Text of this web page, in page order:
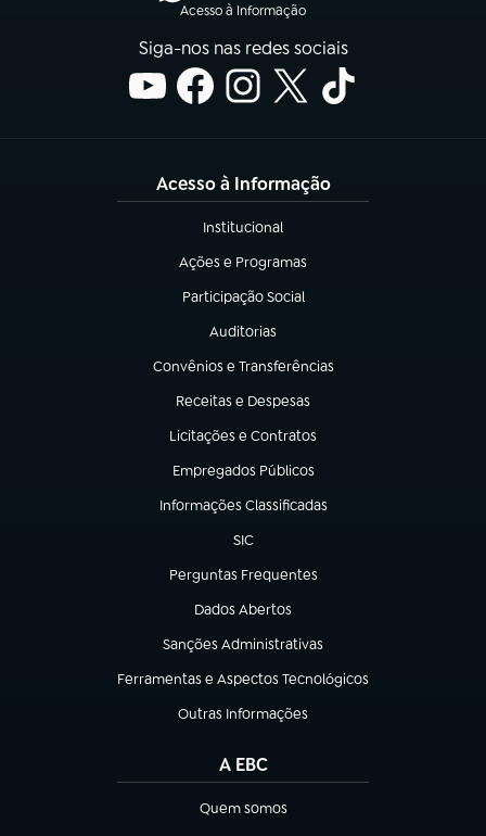
Acesso à Informação
Siga-nos nas redes sociais
Acesso à Informação
Institucional
(abre em nova aba)
Ações e Programas
(abre em nova aba)
Participação Social
(abre em nova aba)
Auditorias
(abre em nova aba)
Convênios e Transferências
(abre em nova aba)
Receitas e Despesas
(abre em nova aba)
Licitações e Contratos
(abre em nova aba)
Empregados Públicos
(abre em nova aba)
Informações Classificadas
(abre em nova aba)
SIC
(abre em nova aba)
Perguntas Frequentes
(abre em nova aba)
Dados Abertos
(abre em nova aba)
Sanções Administrativas
(abre em nova aba)
Ferramentas e Aspectos Tecnológicos
(abre em nova aba)
Outras Informações
(abre em nova aba)
A EBC
Quem somos
(abre em nova aba)